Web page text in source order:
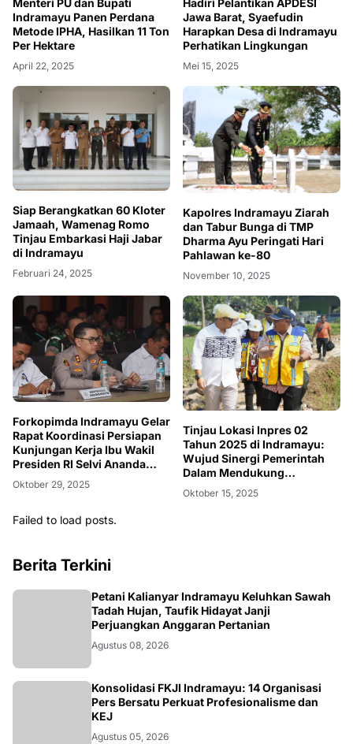
Indramayu Panen Perdana
Metode IPHA, Hasilkan 11 Ton
Per Hektare
April 22, 2025
Jawa Barat, Syaefudin
Harapkan Desa di Indramayu
Perhatikan Lingkungan
Mei 15, 2025
Siap Berangkatkan 60 Kloter
Jamaah, Wamenag Romo
Tinjau Embarkasi Haji Jabar
di Indramayu
Februari 24, 2025
Kapolres Indramayu Ziarah
dan Tabur Bunga di TMP
Dharma Ayu Peringati Hari
Pahlawan ke-80
November 10, 2025
Forkopimda Indramayu Gelar
Rapat Koordinasi Persiapan
Kunjungan Kerja Ibu Wakil
Presiden RI Selvi Ananda
Gibran
Oktober 29, 2025
Tinjau Lokasi Inpres 02
Tahun 2025 di Indramayu:
Wujud Sinergi Pemerintah
Dalam Mendukung
Swasembada Pangan
Oktober 15, 2025
Failed to load posts.
Berita Terkini
Petani Kalianyar Indramayu Keluhkan Sawah
Tadah Hujan, Taufik Hidayat Janji
Perjuangkan Anggaran Pertanian
Agustus 08, 2026
Konsolidasi FKJI Indramayu: 14 Organisasi
Pers Bersatu Perkuat Profesionalisme dan
KEJ
Agustus 05, 2026